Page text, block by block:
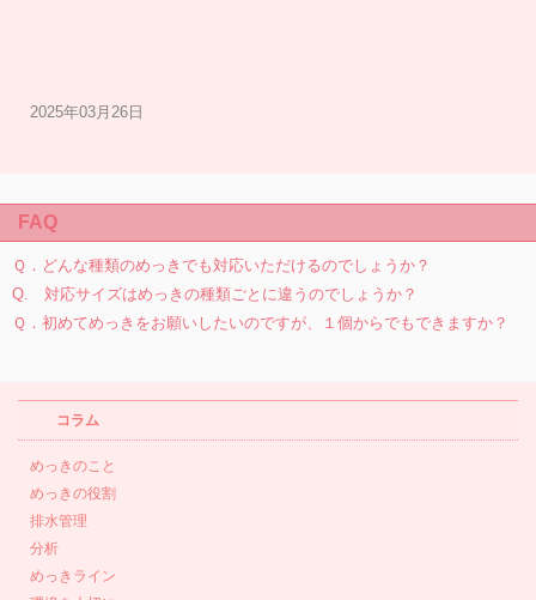
2025年03月26日
FAQ
Ｑ．どんな種類のめっきでも対応いただけるのでしょうか？
Q. 対応サイズはめっきの種類ごとに違うのでしょうか？
Ｑ．初めてめっきをお願いしたいのですが、１個からでもできますか？
コラム
めっきのこと
めっきの役割
排水管理
分析
めっきライン